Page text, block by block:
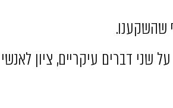
שהשקענו.
דברים עיקריים, ציון לאנשי